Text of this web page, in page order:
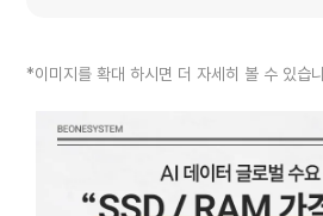
*이미지를 확대 하시면 더 자세히 볼 수 있습